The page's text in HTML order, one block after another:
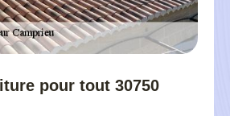
pour tout 30750